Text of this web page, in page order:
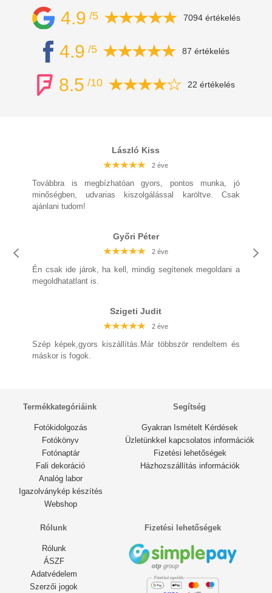
4.9 /5 7094 értékelés
4.9 /5 87 értékelés
8.5 /10 22 értékelés
László Kiss
2 éve
Továbbra is megbízhatóan gyors, pontos munka, jó
minőségben, udvarias kiszolgálással karöltve. Csak
ajánlani tudom!
Győri Péter
2 éve
Én csak ide járok, ha kell, mindig segítenek megoldani a
megoldhatatlant is.
Szigeti Judit
2 éve
Szép képek,gyors kiszállítás.Már többször rendeltem és
máskor is fogok.
2 éve
2 éve
2 éve
2 éve
2 éve
2 éve
2 éve
2 éve
2 éve
2 éve
2 éve
2 éve
2 éve
Termékkategóriáink
Fotókidolgozás
Fotókönyv
Fotónaptár
Fali dekoráció
Analóg labor
Igazolványkép készítés
Webshop
Segítség
Gyakran Ismételt Kérdések
Üzletünkkel kapcsolatos információk
Fizetési lehetőségek
Házhozszállítás információk
Rólunk
Rólunk
ÁSZF
Adatvédelem
Szerzői jogok
Fizetési lehetőségek